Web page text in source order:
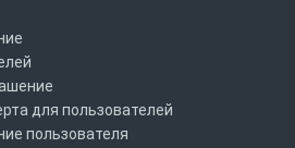
для пользователей
пользователя